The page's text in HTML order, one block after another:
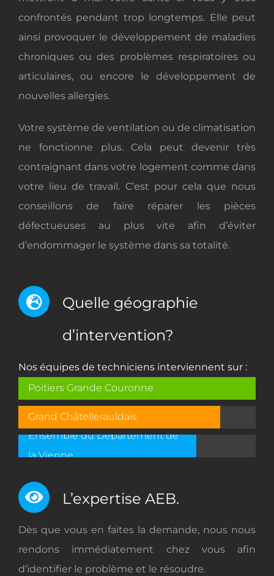
confrontés pendant trop longtemps. Elle peut
ainsi provoquer le développement de maladies
chroniques ou des problèmes respiratoires ou
articulaires, ou encore le développement de
nouvelles allergies.
Votre système de ventilation ou de climatisation
ne fonctionne plus. Cela peut devenir très
contraignant dans votre logement comme dans
votre lieu de travail. C’est pour cela que nous
conseillons de faire réparer les pièces
défectueuses au plus vite afin d’éviter
d’endommager le système dans sa totalité.
Quelle géographie
d’intervention?
Nos équipes de techniciens interviennent sur :
Poitiers Grande Couronne
Grand Châtellerauldais
Ensemble du Département de
la Vienne
L’expertise AEB.
Dès que vous en faites la demande, nous nous
rendons immédiatement chez vous afin
d’identifier le problème et le résoudre.